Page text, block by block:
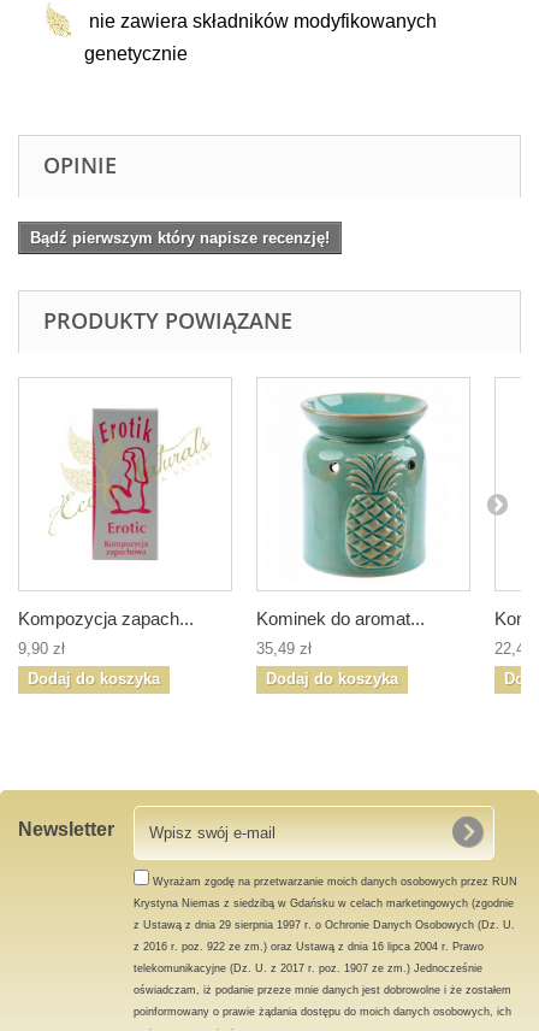
nie zawiera składników modyfikowanych
genetycznie
OPINIE
Bądź pierwszym który napisze recenzję!
PRODUKTY POWIĄZANE
Kompozycja zapach...
9,90 zł
Dodaj do koszyka
Kominek do aromat...
35,49 zł
Dodaj do koszyka
22,49
Newsletter
Wyrażam zgodę na przetwarzanie moich danych osobowych przez RUN
Krystyna Niemas z siedzibą w Gdańsku w celach marketingowych (zgodnie
z Ustawą z dnia 29 sierpnia 1997 r. o Ochronie Danych Osobowych (Dz. U.
z 2016 r. poz. 922 ze zm.) oraz Ustawą z dnia 16 lipca 2004 r. Prawo
telekomunikacyjne (Dz. U. z 2017 r. poz. 1907 ze zm.) Jednocześnie
oświadczam, iż podanie przeze mnie danych jest dobrowolne i że zostałem
poinformowany o prawie żądania dostępu do moich danych osobowych, ich